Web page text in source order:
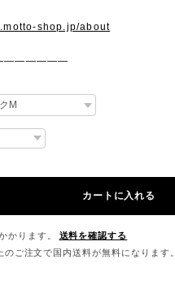
shop.jp/about
カートに入れる
かります。
送料を確認する
ご注文で国内送料が無料になります。